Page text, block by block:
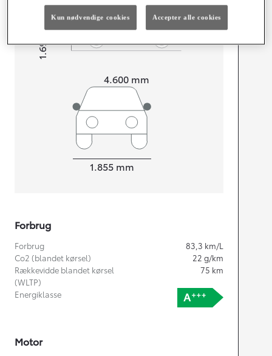
4.600 mm
Højt
1.690
1.855 mm
Forbrug
Forbrug 83,3 km/L
Co2 (blandet kørsel)
22 g/km
Rækkevidde blandet kørsel
(WLTP)
75 km
Energiklasse
Motor
Kun nødvendige cookies Accepter alle cookies